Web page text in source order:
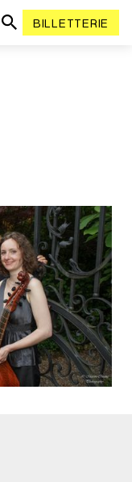
BILLETTERIE